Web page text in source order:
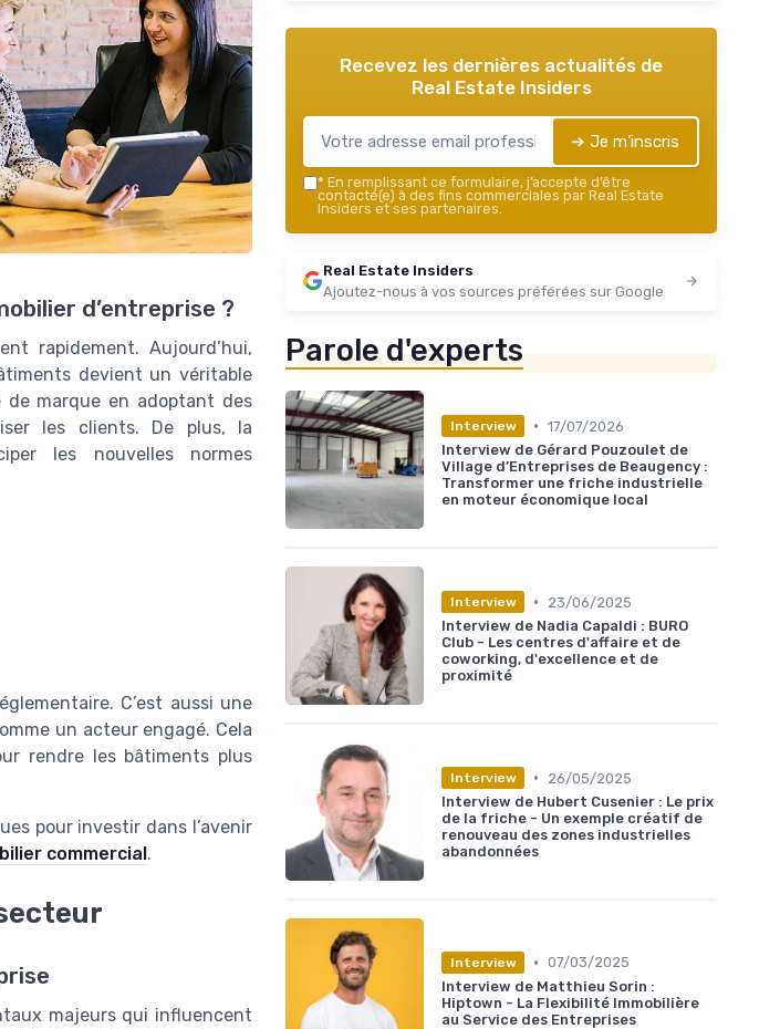
d’entreprise ?
rapidement. Aujourd’hui,
devient un véritable
marque en adoptant des
les clients. De plus, la
les nouvelles normes
C’est aussi une
un acteur engagé. Cela
rendre les bâtiments plus
pour investir dans l’avenir
commercial .
majeurs qui influencent
Recevez les dernières actualités de
Real Estate Insiders
➔ Je m'inscris
* En remplissant ce formulaire, j’accepte d’être
contacté(e) à des fins commerciales par Real Estate
Insiders et ses partenaires.
Real Estate Insiders
Ajoutez-nous à vos sources préférées sur Google
Parole d'experts
Interview • 17/07/2026
Interview de Gérard Pouzoulet de
Village d’Entreprises de Beaugency :
Transformer une friche industrielle
en moteur économique local
Interview •
23/06/2025
Interview de Nadia Capaldi : BURO
Club - Les centres d'affaire et de
coworking, d'excellence et de
proximité
Interview •
26/05/2025
Interview de Hubert Cusenier : Le prix
de la friche - Un exemple créatif de
renouveau des zones industrielles
abandonnées
Interview • 07/03/2025
Interview de Matthieu Sorin :
Hiptown - La Flexibilité Immobilière
au Service des Entreprises